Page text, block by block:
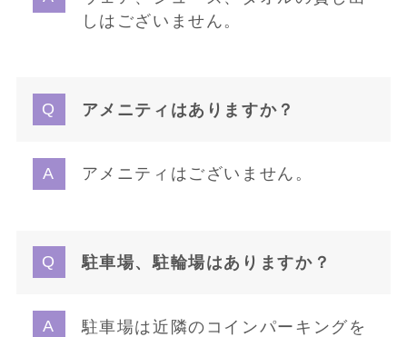
しはございません。
アメニティはありますか？
アメニティはございません。
駐車場、駐輪場はありますか？
駐車場は近隣のコインパーキングを